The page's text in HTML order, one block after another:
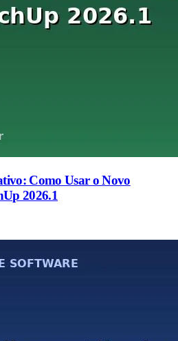
Como Usar o Novo
2026.1